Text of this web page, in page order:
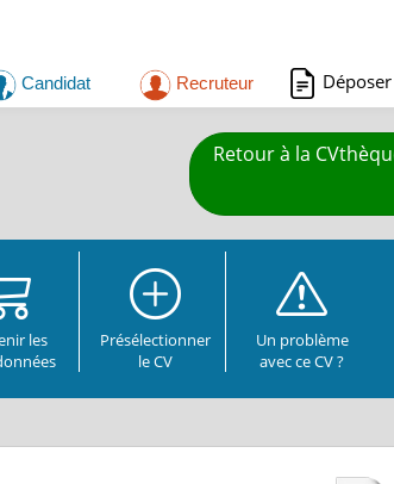
Candidat Recruteur
Retour à la
les
Présélectionner
le CV
Un problème
avec ce CV ?